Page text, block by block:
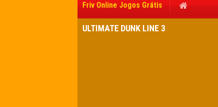
Friv Online Jogos Grátis
ULTIMATE DUNK LINE 3